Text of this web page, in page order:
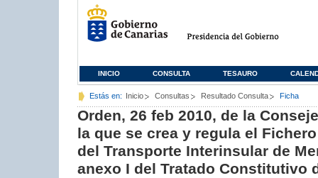
INICIO CONSULTA TESAURO
Estás en: Inicio Consultas Resultado Consulta Ficha
Orden, 26 feb 2010, de la
la que se crea y regula el
del Transporte Interinsular de
anexo I del Tratado Constitutivo